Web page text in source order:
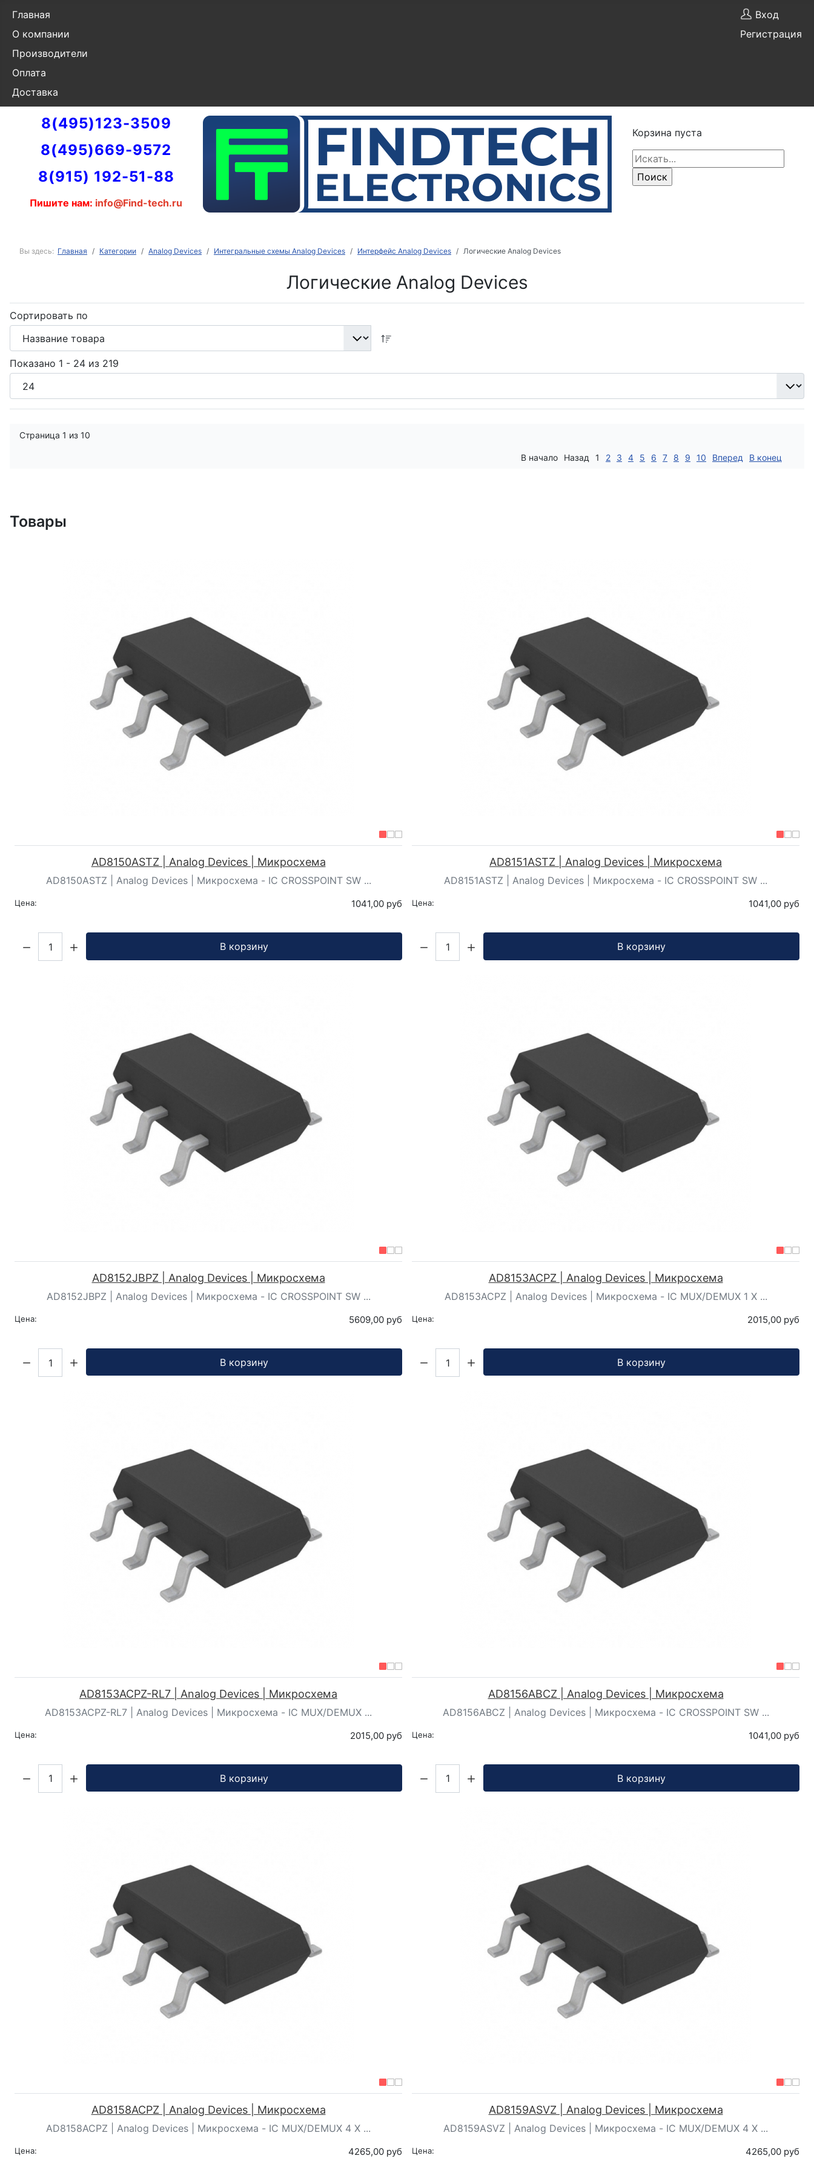
Главная
О компании
Производители
Оплата
Доставка
Вход
Регистрация
8(495)123-3509
8(495)669-9572
8(915) 192-51-88
Пишите нам: info@Find-tech.ru
Корзина пуста
Вы здесь: Главная Категории Analog Devices Интегральные схемы Analog Devices Интерфейс Analog Devices Логические Analog Devices
Логические Analog Devices
Сортировать по
Показано 1 - 24 из 219
Страница 1 из 10
В начало Назад 1 2 3 4 5 6 7 8 9 10 Вперед В конец
Товары
AD8150ASTZ | Analog Devices | Микросхема
AD8150ASTZ | Analog Devices | Микросхема - IC CROSSPOINT SW ...
Цена: 1041,00 руб
В корзину
AD8151ASTZ | Analog Devices | Микросхема
AD8151ASTZ | Analog Devices | Микросхема - IC CROSSPOINT SW ...
Цена: 1041,00 руб
В корзину
AD8152JBPZ | Analog Devices | Микросхема
AD8152JBPZ | Analog Devices | Микросхема - IC CROSSPOINT SW ...
Цена: 5609,00 руб
В корзину
AD8153ACPZ | Analog Devices | Микросхема
AD8153ACPZ | Analog Devices | Микросхема - IC MUX/DEMUX 1 X ...
Цена: 2015,00 руб
В корзину
AD8153ACPZ-RL7 | Analog Devices | Микросхема
AD8153ACPZ-RL7 | Analog Devices | Микросхема - IC MUX/DEMUX ...
Цена: 2015,00 руб
В корзину
AD8156ABCZ | Analog Devices | Микросхема
AD8156ABCZ | Analog Devices | Микросхема - IC CROSSPOINT SW ...
Цена: 1041,00 руб
В корзину
AD8158ACPZ | Analog Devices | Микросхема
AD8158ACPZ | Analog Devices | Микросхема - IC MUX/DEMUX 4 X ...
Цена: 4265,00 руб
AD8159ASVZ | Analog Devices | Микросхема
AD8159ASVZ | Analog Devices | Микросхема - IC MUX/DEMUX 4 X ...
Цена: 4265,00 руб